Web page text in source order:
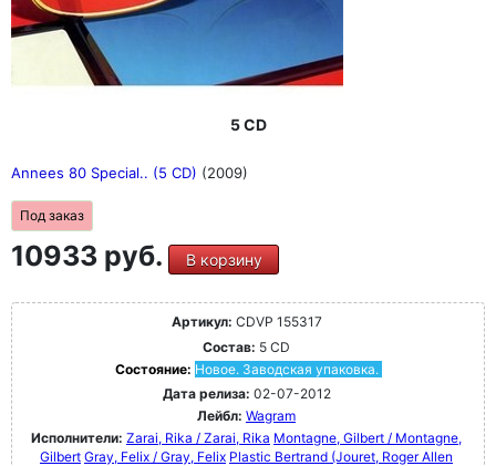
5 CD
Annees 80 Special.. (5 CD) (2009)
Под заказ
10933 руб. В корзину
Артикул: CDVP 155317
Состав: 5 CD
Состояние: Новое. Заводская упаковка.
Дата релиза: 02-07-2012
Лейбл: Wagram
Исполнители: Zarai, Rika / Zarai, Rika Montagne, Gilbert / Montagne,
Gilbert Gray, Felix / Gray, Felix Plastic Bertrand (Jouret, Roger Allen